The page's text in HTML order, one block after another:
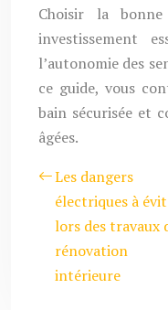
Choisir la
investissement
l’autonomie des
ce guide, vous
bain sécurisée et
âgées.
Les dangers
électriques à
lors des travaux
rénovation
intérieure